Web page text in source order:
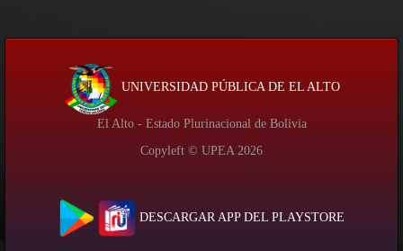
UNIVERSIDAD PÚBLICA DE EL ALTO
El Alto - Estado Plurinacional de Bolivia
Copyleft © UPEA 2026
DESCARGAR APP DEL PLAYSTORE